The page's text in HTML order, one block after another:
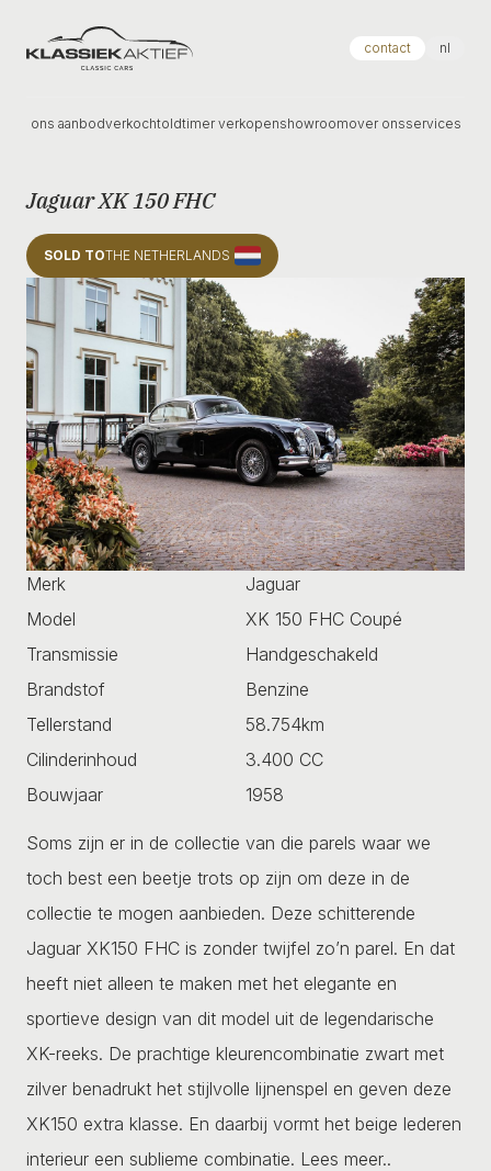
Klassiek Aktief contact nl
ons aanbodverkochtoldtimer verkopenshowroomover onsservices
Jaguar XK 150 FHC
SOLD TOTHE NETHERLANDS
Merk
Jaguar
Model
XK 150 FHC Coupé
Transmissie
Handgeschakeld
Brandstof
Benzine
Tellerstand
58.754km
Cilinderinhoud
3.400 CC
Bouwjaar
1958
Soms zijn er in de collectie van die parels waar we
toch best een beetje trots op zijn om deze in de
collectie te mogen aanbieden. Deze schitterende
Jaguar XK150 FHC is zonder twijfel zo’n parel. En dat
heeft niet alleen te maken met het elegante en
sportieve design van dit model uit de legendarische
XK-reeks. De prachtige kleurencombinatie zwart met
zilver benadrukt het stijlvolle lijnenspel en geven deze
XK150 extra klasse. En daarbij vormt het beige lederen
interieur een sublieme combinatie. Lees meer..